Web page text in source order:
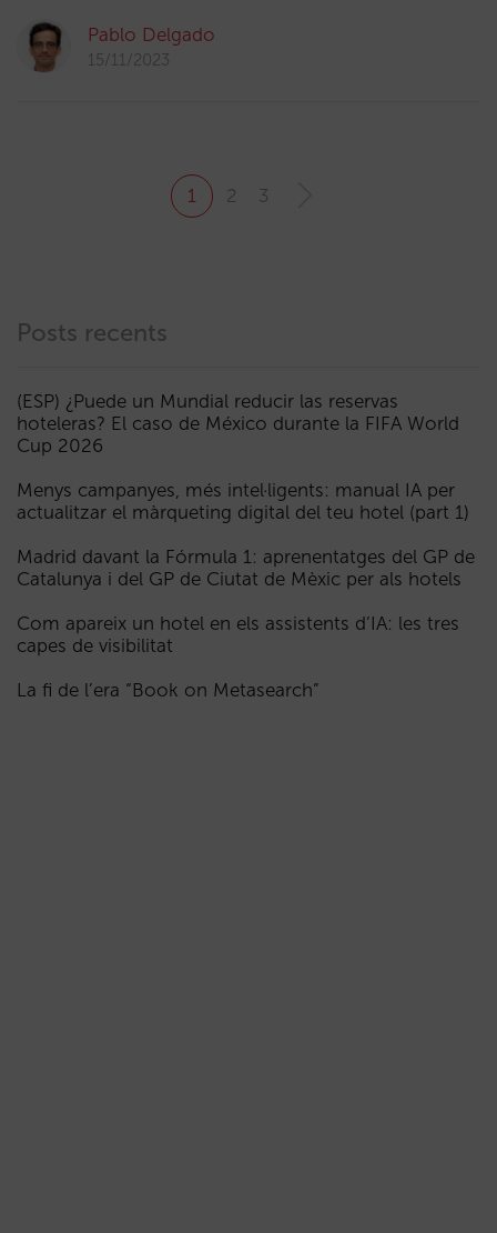
Pablo Delgado
15/11/2023
1 2 3
Posts recents
(ESP) ¿Puede un Mundial reducir las reservas
hoteleras? El caso de México durante la FIFA World
Cup 2026
Menys campanyes, més intel·ligents: manual IA per
actualitzar el màrqueting digital del teu hotel (part 1)
Madrid davant la Fórmula 1: aprenentatges del GP de
Catalunya i del GP de Ciutat de Mèxic per als hotels
Com apareix un hotel en els assistents d’IA: les tres
capes de visibilitat
La fi de l’era “Book on Metasearch”